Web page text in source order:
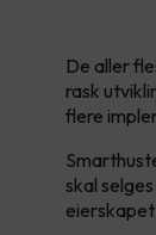
De aller
rask
flere
skal